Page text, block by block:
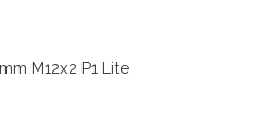
M12x2 P1 Lite